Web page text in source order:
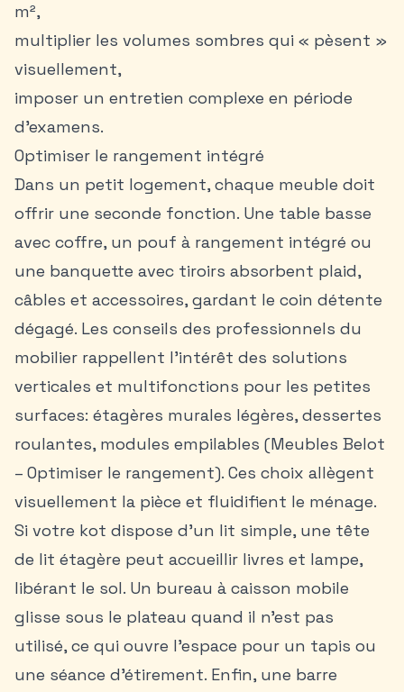
m²,
multiplier les volumes sombres qui « pèsent »
visuellement,
imposer un entretien complexe en période
d’examens.
Optimiser le rangement intégré
Dans un petit logement, chaque meuble doit
offrir une seconde fonction. Une table basse
avec coffre, un pouf à rangement intégré ou
une banquette avec tiroirs absorbent plaid,
câbles et accessoires, gardant le coin détente
dégagé. Les conseils des professionnels du
mobilier rappellent l’intérêt des solutions
verticales et multifonctions pour les petites
surfaces: étagères murales légères, dessertes
roulantes, modules empilables (Meubles Belot
– Optimiser le rangement). Ces choix allègent
visuellement la pièce et fluidifient le ménage.
Si votre kot dispose d’un lit simple, une tête
de lit étagère peut accueillir livres et lampe,
libérant le sol. Un bureau à caisson mobile
glisse sous le plateau quand il n’est pas
utilisé, ce qui ouvre l’espace pour un tapis ou
une séance d’étirement. Enfin, une barre